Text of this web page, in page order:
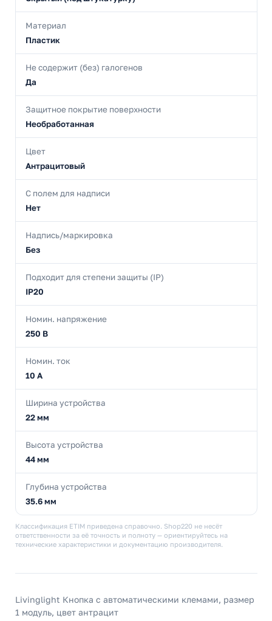
Материал
Пластик
Не содержит (без) галогенов
Да
Защитное покрытие поверхности
Необработанная
Цвет
Антрацитовый
С полем для надписи
Нет
Надпись/маркировка
Без
Подходит для степени защиты (IP)
IP20
Номин. напряжение
250 В
Номин. ток
10 А
Ширина устройства
22 мм
Высота устройства
44 мм
Глубина устройства
35.6 мм
Классификация ETIM приведена справочно. Shop220 не несёт
ответственности за её точность и полноту — ориентируйтесь на
технические характеристики и документацию производителя.
Livinglight Кнопка с автоматическими клемами, размер
1 модуль, цвет антрацит